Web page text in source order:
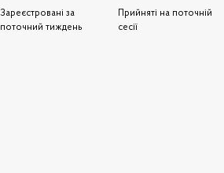
Зареєстровані за
поточний тиждень
Прийняті на поточній
сесії